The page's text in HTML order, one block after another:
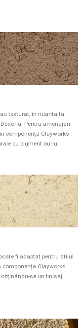
texturat, în nuanța ta
Pentru amenajări
componența Clayworks
cu pigment auriu.
fi adaptat pentru stilul
componența Clayworks
se un finisaj